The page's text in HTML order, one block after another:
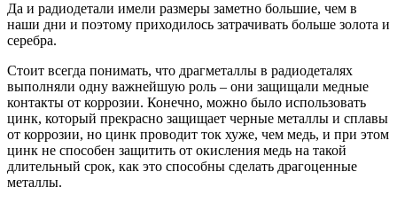
Да и радиодетали имели размеры заметно большие, чем в
наши дни и поэтому приходилось затрачивать больше золота и
серебра.
Стоит всегда понимать, что драгметаллы в радиодеталях
выполняли одну важнейшую роль – они защищали медные
контакты от коррозии. Конечно, можно было использовать
цинк, который прекрасно защищает черные металлы и сплавы
от коррозии, но цинк проводит ток хуже, чем медь, и при этом
цинк не способен защитить от окисления медь на такой
длительный срок, как это способны сделать драгоценные
металлы.